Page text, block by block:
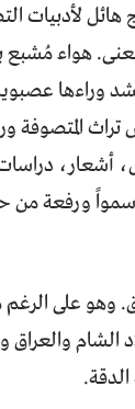
هائل
هواء
وراءها
تراث
دراسات
ورفعة من
وهو على
الشام والعراق